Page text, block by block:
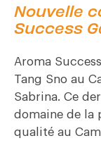
Nouvelle
Success
Aroma
Tang Sno au
Sabrina. Ce
domaine de la
qualité au